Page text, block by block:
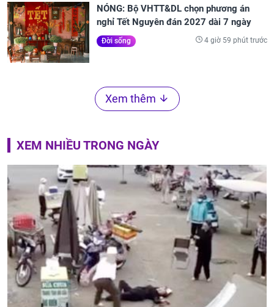
NÓNG: Bộ VHTT&DL chọn phương án
nghỉ Tết Nguyên đán 2027 dài 7 ngày
Đời sống 4 giờ 59 phút trước
Xem thêm
XEM NHIỀU TRONG NGÀY